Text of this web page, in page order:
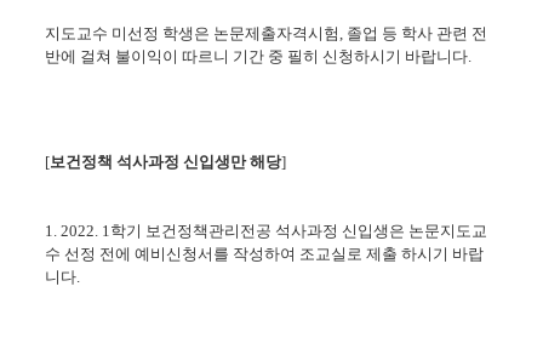
지도교수 미선정 학생은 논문제출자격시험, 졸업 등 학사 관련 전
반에 걸쳐 불이익이 따르니 기간 중 필히 신청하시기 바랍니다.
[보건정책 석사과정 신입생만 해당]
1. 2022. 1학기 보건정책관리전공 석사과정 신입생은 논문지도교
수 선정 전에 예비신청서를 작성하여 조교실로 제출 하시기 바랍
니다.